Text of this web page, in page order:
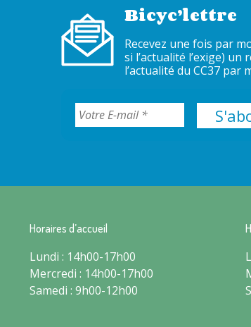
Bicyc’lettre
Recevez une fois par
si l’actualité l’exige) un
l’actualité du CC37 par
Horaires d’accueil
Lundi : 14h00-17h00
Mercredi : 14h00-17h00
Samedi : 9h00-12h00